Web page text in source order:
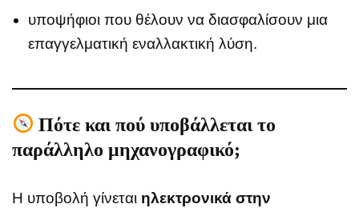
υποψήφιοι που θέλουν να διασφαλίσουν μια
επαγγελματική εναλλακτική λύση.
Πότε και πού υποβάλλεται το
παράλληλο μηχανογραφικό;
Η υποβολή γίνεται ηλεκτρονικά στην